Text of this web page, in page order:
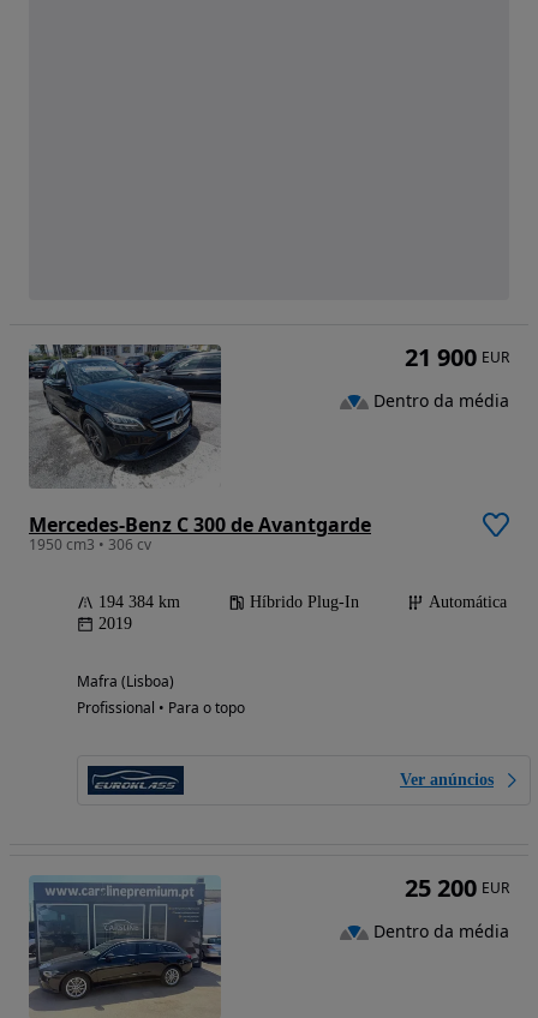
Mercedes-Benz C 300 de Avantgarde
1950 cm3 • 306 cv
194 384 km Híbrido Plug-In
Automática
2019
Mafra (Lisboa)
Profissional • Para o topo
Ver anúncios
21 900 EUR
Dentro da média
25 200 EUR
Dentro da média